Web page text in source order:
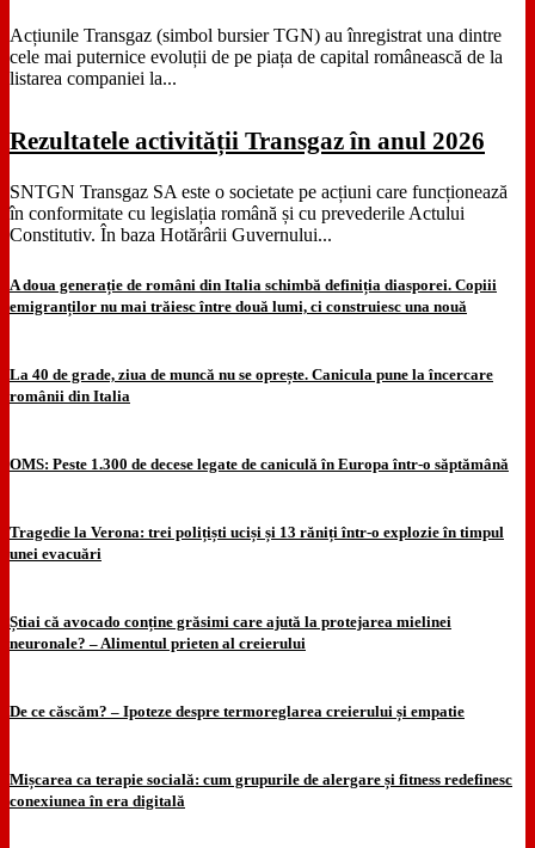
Acțiunile Transgaz (simbol bursier TGN) au înregistrat una dintre
cele mai puternice evoluții de pe piața de capital românească de la
listarea companiei la...
Rezultatele activității Transgaz în anul 2026
SNTGN Transgaz SA este o societate pe acțiuni care funcționează
în conformitate cu legislația română și cu prevederile Actului
Constitutiv. În baza Hotărârii Guvernului...
A doua generație de români din Italia schimbă definiția diasporei. Copiii
emigranților nu mai trăiesc între două lumi, ci construiesc una nouă
La 40 de grade, ziua de muncă nu se oprește. Canicula pune la încercare
românii din Italia
OMS: Peste 1.300 de decese legate de caniculă în Europa într-o săptămână
Tragedie la Verona: trei polițiști uciși și 13 răniți într-o explozie în timpul
unei evacuări
Știai că avocado conține grăsimi care ajută la protejarea mielinei
neuronale? – Alimentul prieten al creierului
De ce căscăm? – Ipoteze despre termoreglarea creierului și empatie
Mișcarea ca terapie socială: cum grupurile de alergare și fitness redefinesc
conexiunea în era digitală